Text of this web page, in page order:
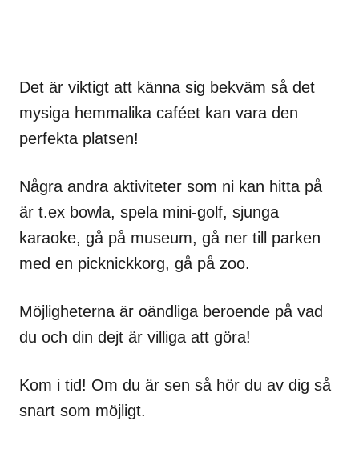
Det är viktigt att känna sig bekväm så det
mysiga hemmalika caféet kan vara den
perfekta platsen!
Några andra aktiviteter som ni kan hitta på
är t.ex bowla, spela mini-golf, sjunga
karaoke, gå på museum, gå ner till parken
med en picknickkorg, gå på zoo.
Möjligheterna är oändliga beroende på vad
du och din dejt är villiga att göra!
Kom i tid! Om du är sen så hör du av dig så
snart som möjligt.